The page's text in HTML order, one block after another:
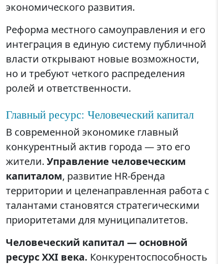
экономического развития.
Реформа местного самоуправления и его
интеграция в единую систему публичной
власти открывают новые возможности,
но и требуют четкого распределения
ролей и ответственности.
Главный ресурс: Человеческий капитал
В современной экономике главный
конкурентный актив города — это его
жители. Управление человеческим
капиталом, развитие HR-бренда
территории и целенаправленная работа с
талантами становятся стратегическими
приоритетами для муниципалитетов.
Человеческий капитал — основной
ресурс XXI века. Конкурентоспособность